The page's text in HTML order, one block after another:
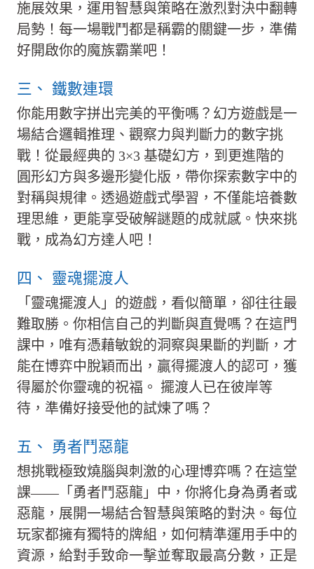
施展效果，運用智慧與策略在激烈對決中翻轉
局勢！每一場戰鬥都是稱霸的關鍵一步，準備
好開啟你的魔族霸業吧！
三、 鐵數連環
你能用數字拼出完美的平衡嗎？幻方遊戲是一
場結合邏輯推理、觀察力與判斷力的數字挑
戰！從最經典的 3×3 基礎幻方，到更進階的
圓形幻方與多邊形變化版，帶你探索數字中的
對稱與規律。透過遊戲式學習，不僅能培養數
理思維，更能享受破解謎題的成就感。快來挑
戰，成為幻方達人吧！
四、 靈魂擺渡人
「靈魂擺渡人」的遊戲，看似簡單，卻往往最
難取勝。你相信自己的判斷與直覺嗎？在這門
課中，唯有憑藉敏銳的洞察與果斷的判斷，才
能在博弈中脫穎而出，贏得擺渡人的認可，獲
得屬於你靈魂的祝福。 擺渡人已在彼岸等
待，準備好接受他的試煉了嗎？
五、 勇者鬥惡龍
想挑戰極致燒腦與刺激的心理博弈嗎？在這堂
課——「勇者鬥惡龍」中，你將化身為勇者或
惡龍，展開一場結合智慧與策略的對決。每位
玩家都擁有獨特的牌組，如何精準運用手中的
資源，給對手致命一擊並奪取最高分數，正是